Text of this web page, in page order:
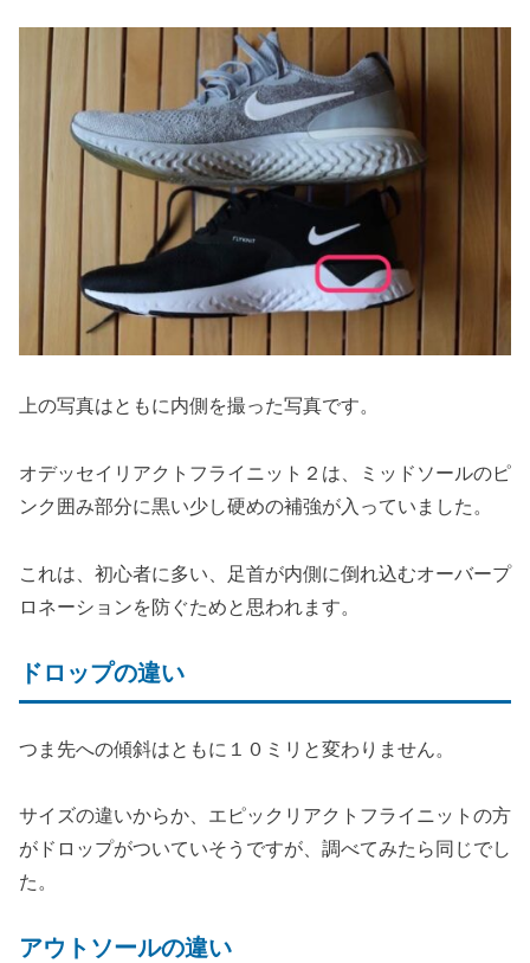
上の写真はともに内側を撮った写真です。
オデッセイリアクトフライニット２は、ミッドソールのピ
ンク囲み部分に黒い少し硬めの補強が入っていました。
これは、初心者に多い、足首が内側に倒れ込むオーバープ
ロネーションを防ぐためと思われます。
ドロップの違い
つま先への傾斜はともに１０ミリと変わりません。
サイズの違いからか、エピックリアクトフライニットの方
がドロップがついていそうですが、調べてみたら同じでし
た。
アウトソールの違い